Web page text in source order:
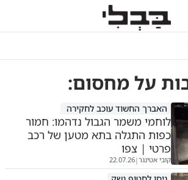
עלמחסום:
האברך החשוד עוכב לחקירה
לוחמי משמר הגבול נדהמו: חמור
כפות התגלה בתא מטען של רכב
פרטי | צפו
קובי אטינגר|
22.07.26